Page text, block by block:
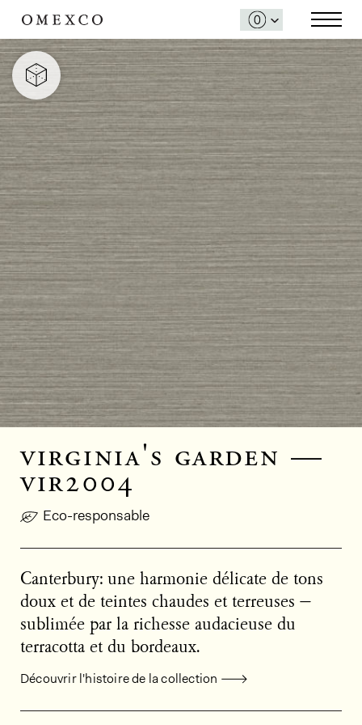
virginia's garden —
vir2004
Eco-responsable
Canterbury: une harmonie délicate de tons
doux et de teintes chaudes et terreuses —
sublimée par la richesse audacieuse du
terracotta et du bordeaux.
Découvrir l'histoire de la collection